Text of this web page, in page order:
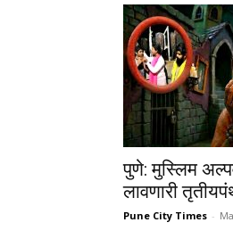
पुणे: मुस्लिम
लावणारी
Pune City Times -